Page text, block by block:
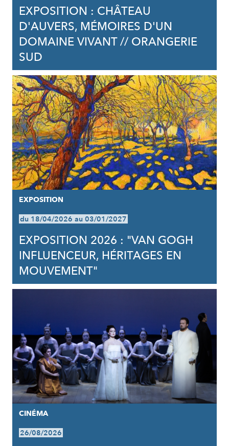
EXPOSITION : CHÂTEAU
D'AUVERS, MÉMOIRES D'UN
DOMAINE VIVANT // ORANGERIE
SUD
EXPOSITION
du 18/04/2026 au 03/01/2027
EXPOSITION 2026 : "VAN GOGH
INFLUENCEUR, HÉRITAGES EN
MOUVEMENT"
CINÉMA
26/08/2026